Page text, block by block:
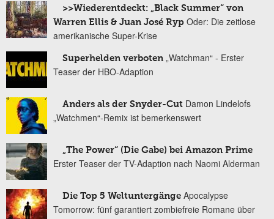
>>Wiederentdeckt: „Black Summer“ von
Warren Ellis & Juan José Ryp Oder: Die zeitlose
amerikanische Super-Krise
Superhelden verboten „Watchman“ - Erster
Teaser der HBO-Adaption
Anders als der Snyder-Cut Damon Lindelofs
„Watchmen“-Remix ist bemerkenswert
„The Power“ (Die Gabe) bei Amazon Prime
Erster Teaser der TV-Adaption nach Naomi Alderman
Die Top 5 Weltuntergänge Apocalypse
Tomorrow: fünf garantiert zombiefreie Romane über